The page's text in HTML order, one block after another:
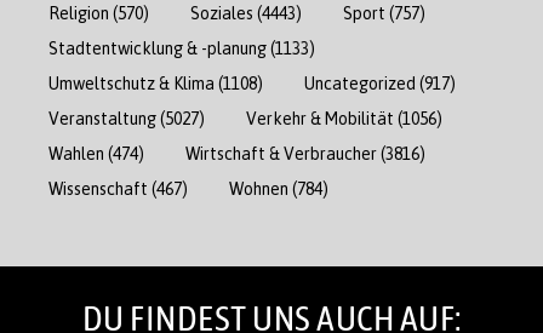
Religion (570) Soziales (4443) Sport (757)
Stadtentwicklung & -planung(1133)
Umweltschutz & Klima (1108) Uncategorized (917)
Veranstaltung(5027) Verkehr & Mobilität (1056)
Wahlen (474) Wirtschaft & Verbraucher(3816)
Wissenschaft (467) Wohnen (784)
DU FINDEST UNS AUCH AUF: